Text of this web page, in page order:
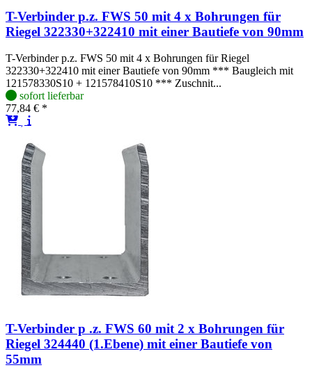
T-Verbinder p.z. FWS 50 mit 4 x Bohrungen für
Riegel 322330+322410 mit einer Bautiefe von 90mm
T-Verbinder p.z. FWS 50 mit 4 x Bohrungen für Riegel
322330+322410 mit einer Bautiefe von 90mm *** Baugleich mit
121578330S10 + 121578410S10 *** Zuschnit...
sofort lieferbar
77,84 € *
T-Verbinder p .z. FWS 60 mit 2 x Bohrungen für
Riegel 324440 (1.Ebene) mit einer Bautiefe von
55mm